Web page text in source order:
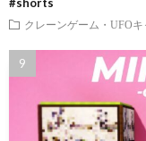
クレーンゲーム・UFO